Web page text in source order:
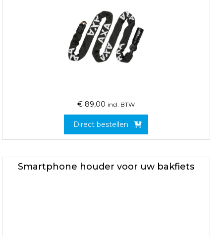
€ 89,00 incl. BTW
Direct bestellen
Smartphone houder voor uw bakfiets